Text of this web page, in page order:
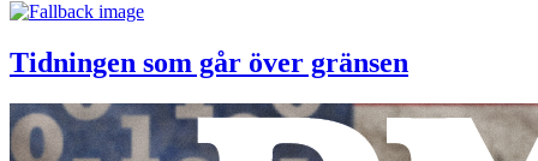
Tidningen som går över gränsen